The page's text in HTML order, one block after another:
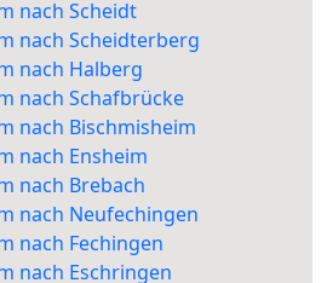
nach Scheidt
nach Scheidterberg
nach Halberg
nach Schafbrücke
nach Bischmisheim
nach Ensheim
nach Brebach
nach Neufechingen
nach Fechingen
nach Eschringen